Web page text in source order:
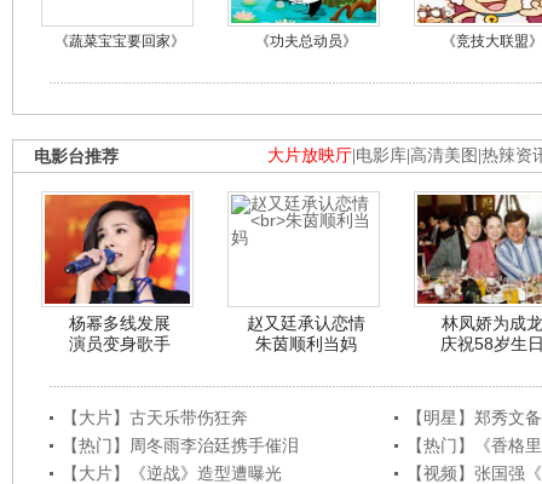
《蔬菜宝宝要回家》 《功夫总动员》 《竞技大联盟》
大片放映厅 电影库 高清美图 热辣资
电影台推荐
杨幂多线发展
演员变身歌手
赵又廷承认恋情
朱茵顺利当妈
林凤娇为成龙
庆祝58岁生
【大片】古天乐带伤狂奔
【明星】郑秀文
【热门】周冬雨李治廷携手催泪
【热门】《香格
【大片】《逆战》造型遭曝光
【视频】张国强